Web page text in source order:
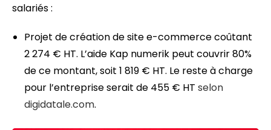
salariés :
Projet de création de site e-commerce coûtant
2 274 € HT. L’aide Kap numerik peut couvrir 80%
de ce montant, soit 1 819 € HT. Le reste à charge
pour l’entreprise serait de 455 € HT selon
digidatale.com.